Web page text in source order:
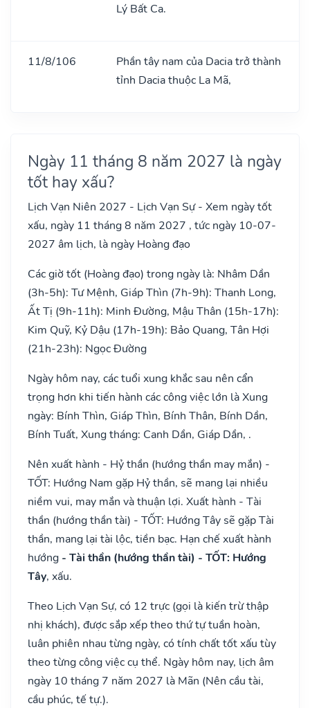
Lý Bất Ca.
11/8/106
Phần tây nam của Dacia trở thành
tỉnh Dacia thuộc La Mã,
Ngày 11 tháng 8 năm 2027 là ngày
tốt hay xấu?
Lịch Vạn Niên 2027 - Lịch Vạn Sự - Xem ngày tốt
xấu, ngày 11 tháng 8 năm 2027 , tức ngày 10-07-
2027 âm lịch, là ngày Hoàng đạo
Các giờ tốt (Hoàng đạo) trong ngày là: Nhâm Dần
(3h-5h): Tư Mệnh, Giáp Thìn (7h-9h): Thanh Long,
Ất Tị (9h-11h): Minh Đường, Mậu Thân (15h-17h):
Kim Quỹ, Kỷ Dậu (17h-19h): Bảo Quang, Tân Hợi
(21h-23h): Ngọc Đường
Ngày hôm nay, các tuổi xung khắc sau nên cẩn
trọng hơn khi tiến hành các công việc lớn là Xung
ngày: Bính Thìn, Giáp Thìn, Bính Thân, Bính Dần,
Bính Tuất, Xung tháng: Canh Dần, Giáp Dần, .
Nên xuất hành - Hỷ thần (hướng thần may mắn) -
TỐT: Hướng Nam gặp Hỷ thần, sẽ mang lại nhiều
niềm vui, may mắn và thuận lợi. Xuất hành - Tài
thần (hướng thần tài) - TỐT: Hướng Tây sẽ gặp Tài
thần, mang lại tài lộc, tiền bạc. Hạn chế xuất hành
hướng - Tài thần (hướng thần tài) - TỐT: Hướng
Tây, xấu.
Theo Lịch Vạn Sự, có 12 trực (gọi là kiến trừ thập
nhị khách), được sắp xếp theo thứ tự tuần hoàn,
luân phiên nhau từng ngày, có tính chất tốt xấu tùy
theo từng công việc cụ thể. Ngày hôm nay, lịch âm
ngày 10 tháng 7 năm 2027 là Mãn (Nên cầu tài,
cầu phúc, tế tự.).